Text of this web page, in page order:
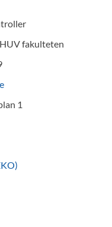
fakulteten
1